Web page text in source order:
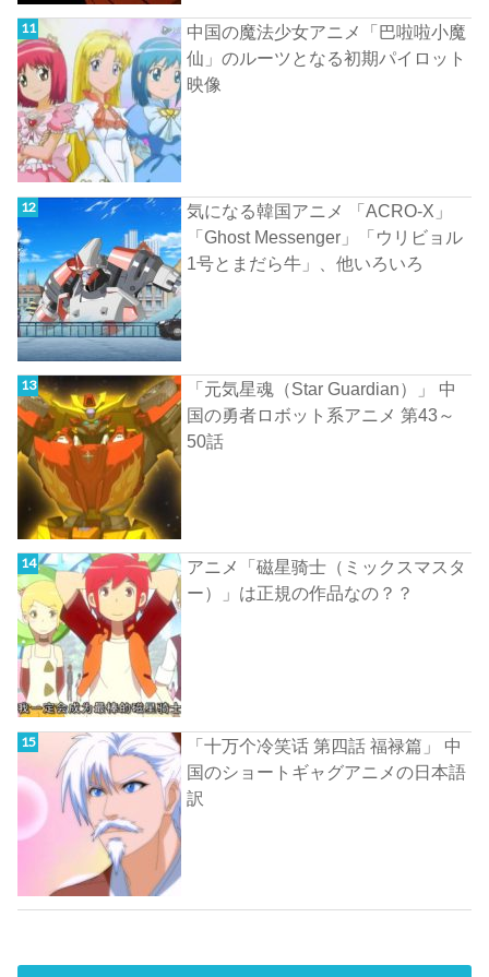
中国の魔法少女アニメ「巴啦啦小魔
仙」のルーツとなる初期パイロット
映像
気になる韓国アニメ 「ACRO-X」
「Ghost Messenger」「ウリビョル
1号とまだら牛」、他いろいろ
「元気星魂（Star Guardian）」 中
国の勇者ロボット系アニメ 第43～
50話
アニメ「磁星骑士（ミックスマスタ
ー）」は正規の作品なの？？
「十万个冷笑话 第四話 福禄篇」 中
国のショートギャグアニメの日本語
訳